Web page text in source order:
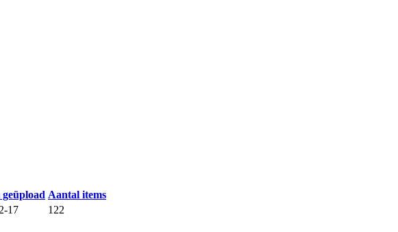
Aantal items
17 122